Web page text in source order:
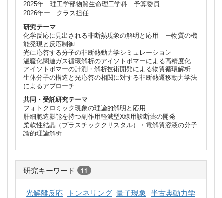
2025年 理工学部物質生命理工学科 予算委員
2026年ー クラス担任
研究テーマ
化学反応に見出される非断熱現象の解明と応用 ー物質の機
能発現と反応制御
光に応答する分子の非断熱動力学シミュレーション
温暖化関連ガス循環解析のアイソトポマーによる高精度化
アイソトポマーの計測・解析技術開発による物質循環解析
生体分子の構造と光応答の相関に対する非断熱遷移動力学法
によるアプローチ
共同・受託研究テーマ
フォトクロミック現象の理論的解明と応用
肝細胞造影能を持つ副作用軽減型X線用診断薬の開発
柔軟性結晶（プラスチッククリスタル）・電解質溶液の分子
論的理論解析
研究キーワード 11
光解離反応 トンネリング 量子現象 半古典動力学